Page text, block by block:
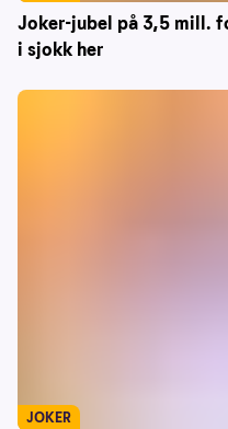
Joker-jubel på 3,5 mill.
i sjokk her
JOKER